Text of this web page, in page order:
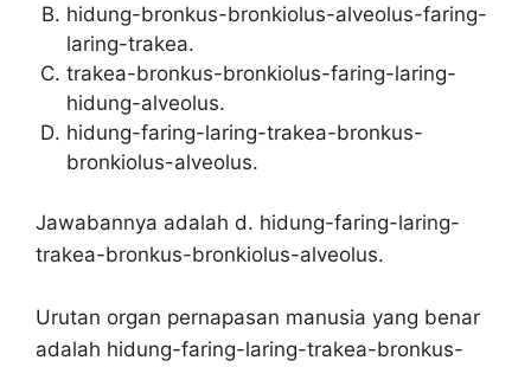
hidung-bronkus-bronkiolus-alveolus-faring-
laring-trakea.
trakea-bronkus-bronkiolus-faring-laring-
hidung-alveolus.
hidung-faring-laring-trakea-bronkus-
bronkiolus-alveolus.
Jawabannya adalah d. hidung-faring-laring-
trakea-bronkus-bronkiolus-alveolus.
Urutan organ pernapasan manusia yang benar
adalah hidung-faring-laring-trakea-bronkus-